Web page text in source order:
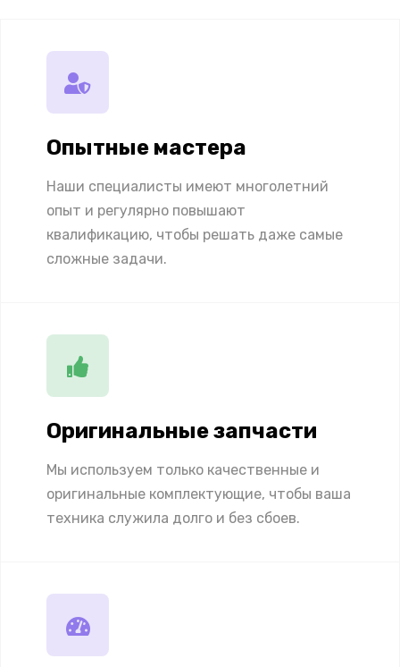
Опытные мастера
Наши специалисты имеют многолетний
опыт и регулярно повышают
квалификацию, чтобы решать даже самые
сложные задачи.
Оригинальные запчасти
Мы используем только качественные и
оригинальные комплектующие, чтобы ваша
техника служила долго и без сбоев.